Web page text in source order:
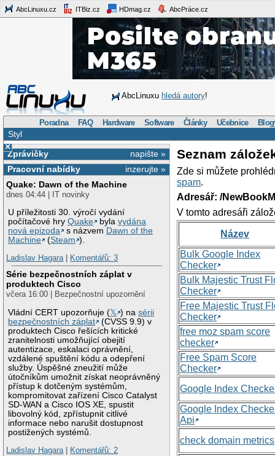
AbcLinuxu.cz ITBiz.cz HDmag.cz AbcPráce.cz
AbcLinuxu hledá autory!
Poradna FAQ Hardware Software Články Učebnice
Styl
×
napište »
Zprávičky
inzerujte »
Pracovní nabídky
Quake: Dawn of the Machine
dnes 04:44 | IT novinky
U příležitosti 30. výročí vydání
počítačové hryQuake bylavydána
nová epizoda
s názvem Dawn of the
Machine
(Steam ).
Ladislav Hagara| Komentářů: 3
Série bezpečnostních záplat v
produktech Cisco
včera 16:00 | Bezpečnostní upozornění
Vládní CERT upozorňuje (𝕏 ) nasérii
bezpečnostních záplat
(CVSS 9.9) v
produktech Cisco řešících kritické
zranitelnosti umožňující obejití
autentizace, eskalaci oprávnění,
vzdálené spuštění kódu a odepření
služby. Úspěšné zneužití může
útočníkům umožnit získat neoprávněný
přístup k dotčeným systémům,
kompromitovat zařízení Cisco Catalyst
SD-WAN a Cisco IOS XE, spustit
libovolný kód, zpřístupnit citlivé
informace nebo narušit dostupnost
postižených systémů.
Ladislav Hagara| Komentářů: 2
Seznam
Zde si můžete
spam.
Adresář: /
V tomto adresáři
Název
Bulk Google Index
Checker
Bulk Majestic Trust
Checker
Free Majestic Trust
Checker
free moz spam score
checker
Free Spam Score
Checker
Google Index
Google Index
Api
check domain metrics